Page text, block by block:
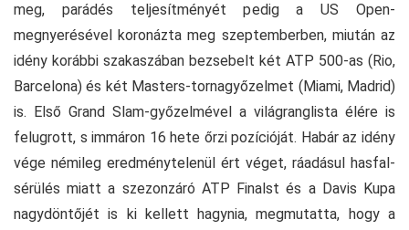
meg, parádés teljesítményét pedig a US Open-
megnyerésével koronázta meg szeptemberben, miután az
idény korábbi szakaszában bezsebelt két ATP 500-as (Rio,
Barcelona) és két Masters-tornagyőzelmet (Miami, Madrid)
is. Első Grand Slam-győzelmével a világranglista élére is
felugrott, s immáron 16 hete őrzi pozícióját. Habár az idény
vége némileg eredménytelenül ért véget, ráadásul hasfal-
sérülés miatt a szezonzáró ATP Finalst és a Davis Kupa
nagydöntőjét is ki kellett hagynia, megmutatta, hogy a